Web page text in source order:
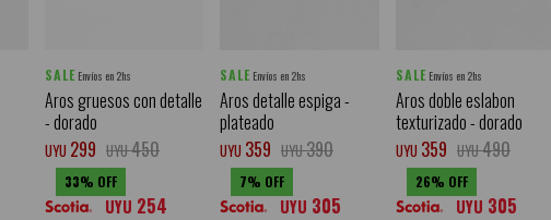
SALE Envíos en 2hs
Aros gruesos con detalle
- dorado
UYU 299 UYU450
33
UYU 254
SALE Envíos en 2hs
Aros detalle espiga -
plateado
UYU 359 UYU390
7
UYU 305
SALE Envíos en 2hs
Aros doble eslabon
texturizado - dorado
UYU 359 UYU490
26
UYU 305